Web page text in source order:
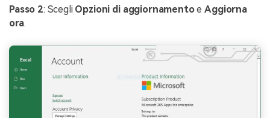
Passo 2: Scegli Opzioni di aggiornamentoeAggiorna
ora.